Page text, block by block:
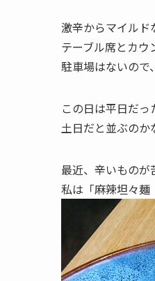
激辛からマイルド
テーブル席とカウ
駐車場はないので
この日は平日だ
土日だと並ぶのか
最近、辛いものが
私は「麻辣坦々麺